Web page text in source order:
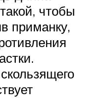
чтобы
приманку,